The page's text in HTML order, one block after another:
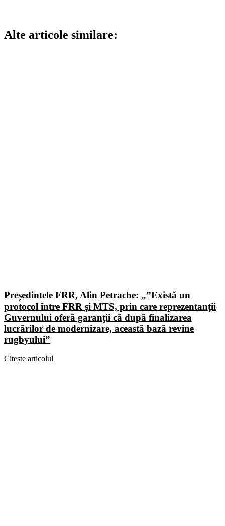
Alte articole similare:
Președintele FRR, Alin Petrache: „”Există un
protocol între FRR şi MTS, prin care reprezentanţii
Guvernului oferă garanţii că după finalizarea
lucrărilor de modernizare, această bază revine
rugbyului”
Citește articolul